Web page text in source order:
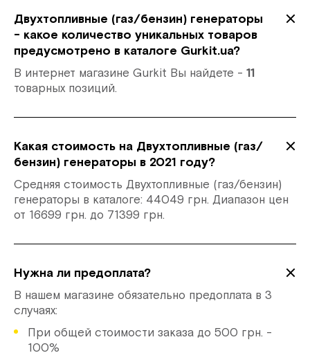
Двухтопливные (газ/бензин) генераторы
- какое количество уникальных товаров
предусмотрено в каталоге Gurkit.ua?
В интернет магазине Gurkit Вы найдете - 11
товарных позиций.
Какая стоимость на Двухтопливные (газ/
бензин) генераторы в 2021 году?
Средняя стоимость Двухтопливные (газ/бензин)
генераторы в каталоге: 44049 грн. Диапазон цен
от 16699 грн. до 71399 грн.
Нужна ли предоплата?
В нашем магазине обязательно предоплата в 3
случаях:
При общей стоимости заказа до 500 грн. -
100%